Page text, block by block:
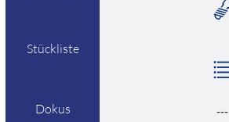
Stückliste
Dokus ---